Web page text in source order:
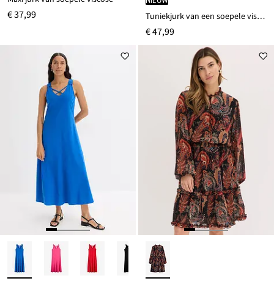
€ 37,99 Tuniekjurk van een soepele viscosemix
€ 47,99